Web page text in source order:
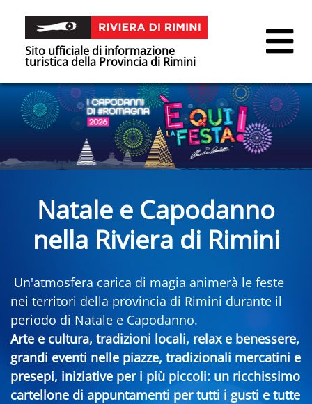
Sito ufficiale di informazione
turistica della Provincia di Rimini
Natale e Capodanno
nella Riviera di Rimini
Un'atmosfera carica di magia animerà le feste
nei territori della provincia di Rimini durante il
periodo di Natale e Capodanno.
Arte e cultura, tradizioni locali, relax e benessere,
grandi eventi nelle piazze, tradizionali mercatini e
presepi, iniziative per i più piccoli: un ricchissimo
cartellone di appuntamenti per tutti i gusti e tutte